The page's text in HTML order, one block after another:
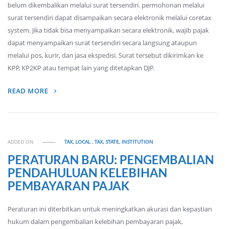
belum dikembalikan melalui surat tersendiri. permohonan melalui
surat tersendiri dapat disampaikan secara elektronik melalui coretax
system. Jika tidak bisa menyampaikan secara elektronik, wajib pajak
dapat menyampaikan surat tersendiri secara langsung ataupun
melalui pos, kurir, dan jasa ekspedisi. Surat tersebut dikirimkan ke
KPP, KP2KP atau tempat lain yang ditetapkan DJP.
READ MORE
ADDED ON TAX, LOCAL,TAX, STATE, INSTITUTION
PERATURAN BARU: PENGEMBALIAN
PENDAHULUAN KELEBIHAN
PEMBAYARAN PAJAK
Peraturan ini diterbitkan untuk meningkatkan akurasi dan kepastian
hukum dalam pengembalian kelebihan pembayaran pajak,